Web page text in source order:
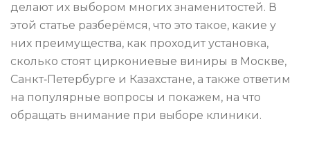
делают их выбором многих знаменитостей. В
этой статье разберёмся, что это такое, какие у
них преимущества, как проходит установка,
сколько стоят циркониевые виниры в Москве,
Санкт‑Петербурге и Казахстане, а также ответим
на популярные вопросы и покажем, на что
обращать внимание при выборе клиники.